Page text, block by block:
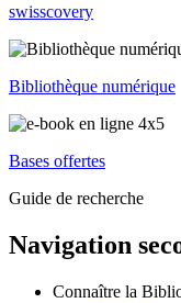
swisscovery
Bibliothèque numérique
Bases offertes
Guide de recherche
Navigation
Connaître la